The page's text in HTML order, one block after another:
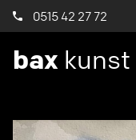
0515 42 27 72
bax kunst